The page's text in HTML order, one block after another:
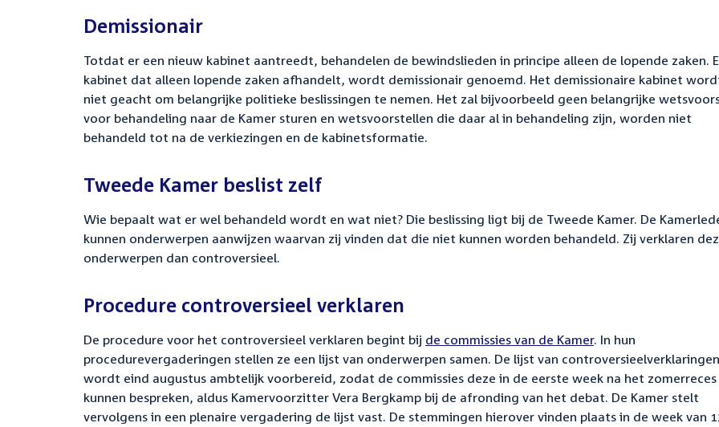
Demissionair
Totdat er een nieuw kabinet aantreedt, behandelen de bewindslieden in principe alleen de lopende zaken.
kabinet dat alleen lopende zaken afhandelt, wordt demissionair genoemd. Het demissionaire kabinet
niet geacht om belangrijke politieke beslissingen te nemen. Het zal bijvoorbeeld geen belangrijke
voor behandeling naar de Kamer sturen en wetsvoorstellen die daar al in behandeling zijn, worden niet
behandeld tot na de verkiezingen en de kabinetsformatie.
Tweede Kamer beslist zelf
Wie bepaalt wat er wel behandeld wordt en wat niet? Die beslissing ligt bij de Tweede Kamer. De
kunnen onderwerpen aanwijzen waarvan zij vinden dat die niet kunnen worden behandeld. Zij verklaren
onderwerpen dan controversieel.
Procedure controversieel verklaren
De procedure voor het controversieel verklaren begint bij de commissies van de Kamer. In hun
procedurevergaderingen stellen ze een lijst van onderwerpen samen. De lijst van controversieelverklaringen
wordt eind augustus ambtelijk voorbereid, zodat de commissies deze in de eerste week na het zomerreces
kunnen bespreken, aldus Kamervoorzitter Vera Bergkamp bij de afronding van het debat. De Kamer stelt
vervolgens in een plenaire vergadering de lijst vast. De stemmingen hierover vinden plaats in de week van